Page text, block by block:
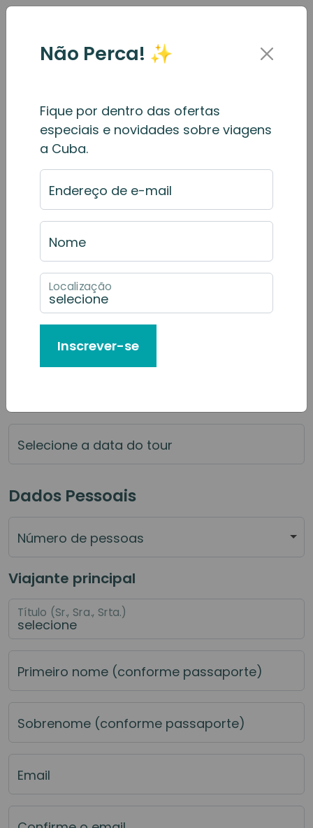
Formulário de Reservas
preencha o
formulário de solicitação de
reserva abaixo.
reservapara mais informações.
Passo 1 de 2 — Dados da Reserva
Tipo de Tour
Selecione a data do tour
Dados Pessoais
Número de pessoas
Viajante principal
Título (Sr., Sra., Srta.)
Primeiro nome (conforme passaporte)
Sobrenome (conforme passaporte)
Email
Não Perca! ✨
Fique por dentro das ofertas
especiais e novidades sobre viagens
a Cuba.
Endereço de e-mail
Nome
Localização
Inscrever-se